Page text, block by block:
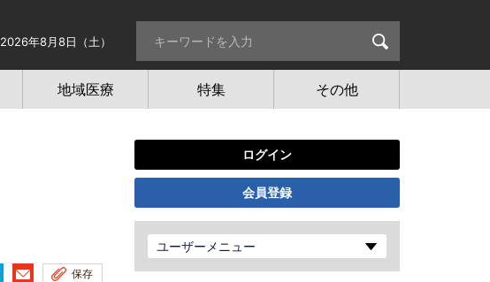
2026年8月8日（土）
地域医療 特集 その他
保存
ログイン
会員登録
ユーザーメニュー